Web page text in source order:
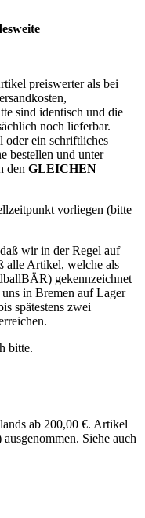
preiswerter als bei
sind identisch und die
noch lieferbar.
oder ein schriftliches
bestellen und unter
den GLEICHEN
vorliegen (bitte
wir in der Regel auf
alle Artikel, welche als
gekennzeichnet
in Bremen auf Lager
spätestens zwei
bitte.
ab 200,00 €. Artikel
Siehe auch